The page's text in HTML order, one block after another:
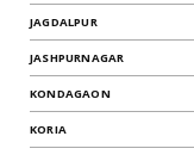
JAGDALPUR
JASHPURNAGAR
KONDAGAON
KORIA